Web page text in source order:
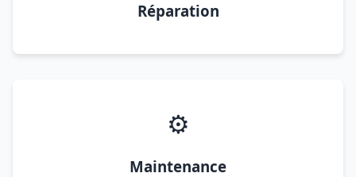
Réparation
⚙️
Maintenance